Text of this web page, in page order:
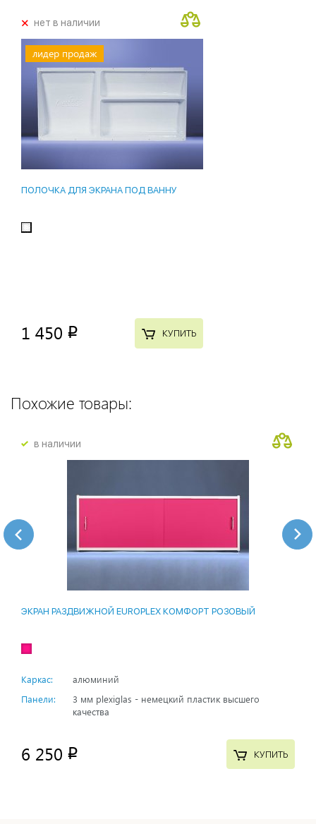
+нет в наличии
лидер продаж
ПОЛОЧКА ДЛЯ ЭКРАНА ПОД ВАННУ
1 450 p КУПИТЬ
Похожие товары:
в наличии
ЭКРАН РАЗДВИЖНОЙ EUROPLEX КОМФОРТ РОЗОВЫЙ
Каркас:
алюминий
Панели:
3 мм plexiglas - немецкий пластик высшего
качества
6 250 p КУПИТЬ